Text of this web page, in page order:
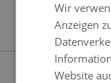
Wir
Anzeigen
Website